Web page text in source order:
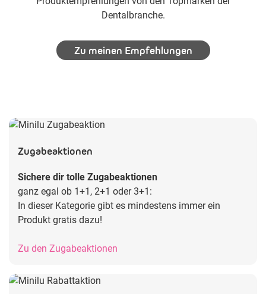
Dentalbranche.
Zu meinen Empfehlungen
Zugabeaktionen
Sichere dir tolle Zugabeaktionen
ganz egal ob 1+1, 2+1 oder 3+1:
In dieser Kategorie gibt es mindestens immer ein
Produkt gratis dazu!
Zu den Zugabeaktionen